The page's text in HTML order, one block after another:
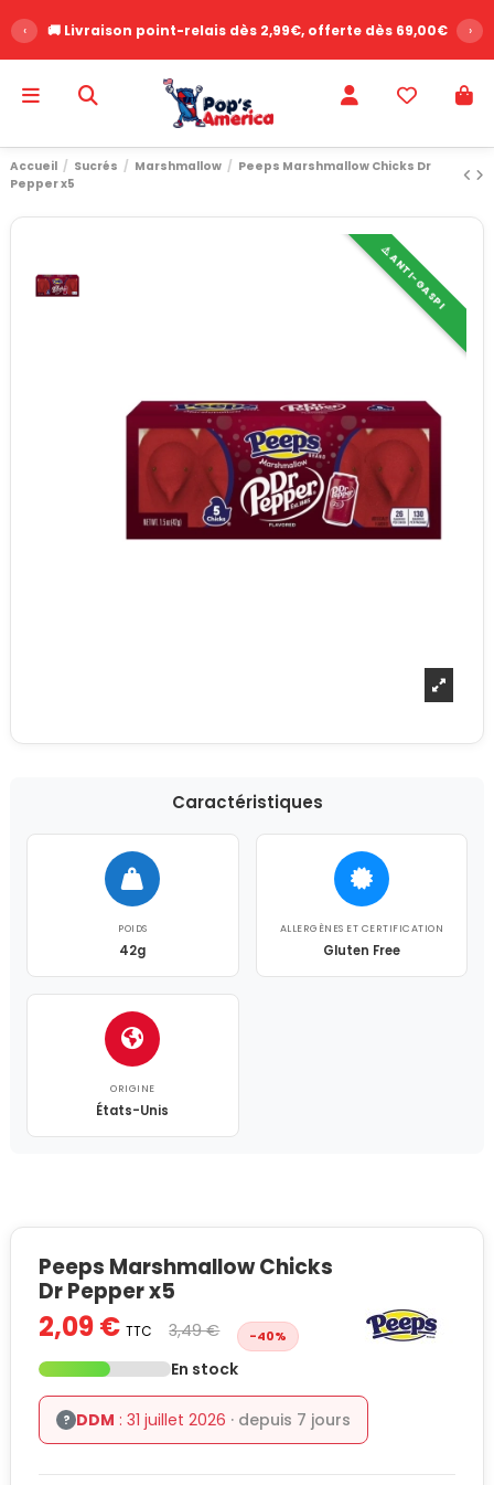
‹ 🚚 Livraison point-relais dès 2,99€, offerte dès 69,00€ ›
Accueil Sucrés Marshmallow
Peeps Marshmallow Chicks Dr
Pepper x5
⚠️ ANTI-GASPI
Caractéristiques
POIDS
42g
ALLERGÈNES ET CERTIFICATION
Gluten Free
ORIGINE
États-Unis
Peeps Marshmallow Chicks
Dr Pepper x5
2,09 € TTC 3,49 € -40%
En stock
? DDM : 31 juillet 2026 · depuis 7 jours